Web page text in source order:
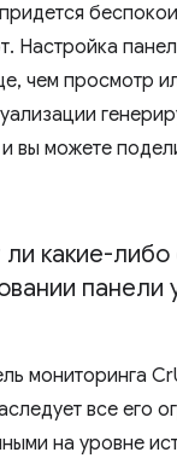
Настройка
чем просмотр
вы можете
какие-либо
панели
мониторинга
все его
на уровне